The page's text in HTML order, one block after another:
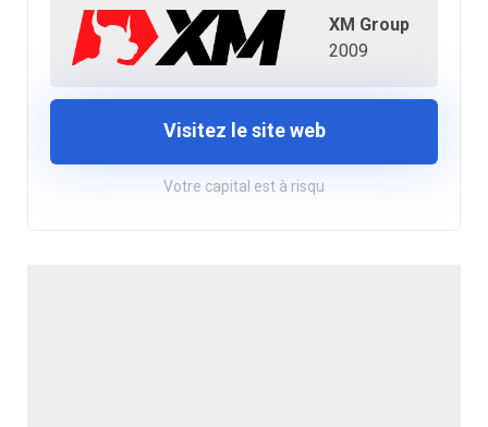
XM Group
2009
Visitez le site web
Votre capital est à risqu